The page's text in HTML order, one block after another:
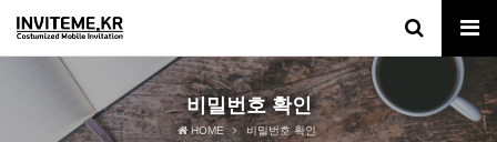
비밀번호 확인
HOME 비밀번호 확인